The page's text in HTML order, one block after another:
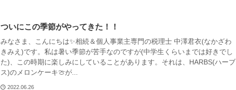
ついにこの季節がやってきた！！
みなさま、こんにちは✨相続＆個人事業主専門の税理士 中澤君衣(なかざわ
きみえ)です。私は暑い季節が苦手なのですが(中学生くらいまでは好きでし
た)、この時期に楽しみにしていることがあります。それは、HARBS(ハーブ
ス)のメロンケーキ🍈が...
2022.06.26